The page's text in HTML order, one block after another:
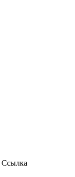
Ссылка